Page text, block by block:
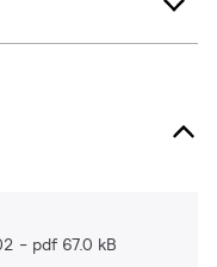
pdf 67.0 kB